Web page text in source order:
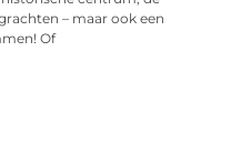
– maar ook een
Of